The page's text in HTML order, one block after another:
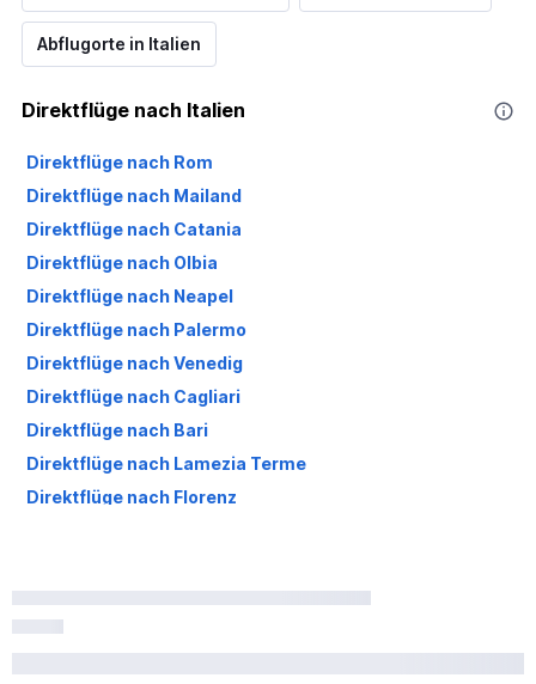
Abflugorte in Italien
Direktflüge nach Italien
Direktflüge nach Rom
Direktflüge nach Mailand
Direktflüge nach Catania
Direktflüge nach Olbia
Direktflüge nach Neapel
Direktflüge nach Palermo
Direktflüge nach Venedig
Direktflüge nach Cagliari
Direktflüge nach Bari
Direktflüge nach Lamezia Terme
Direktflüge nach Florenz
Direktflüge nach Pisa